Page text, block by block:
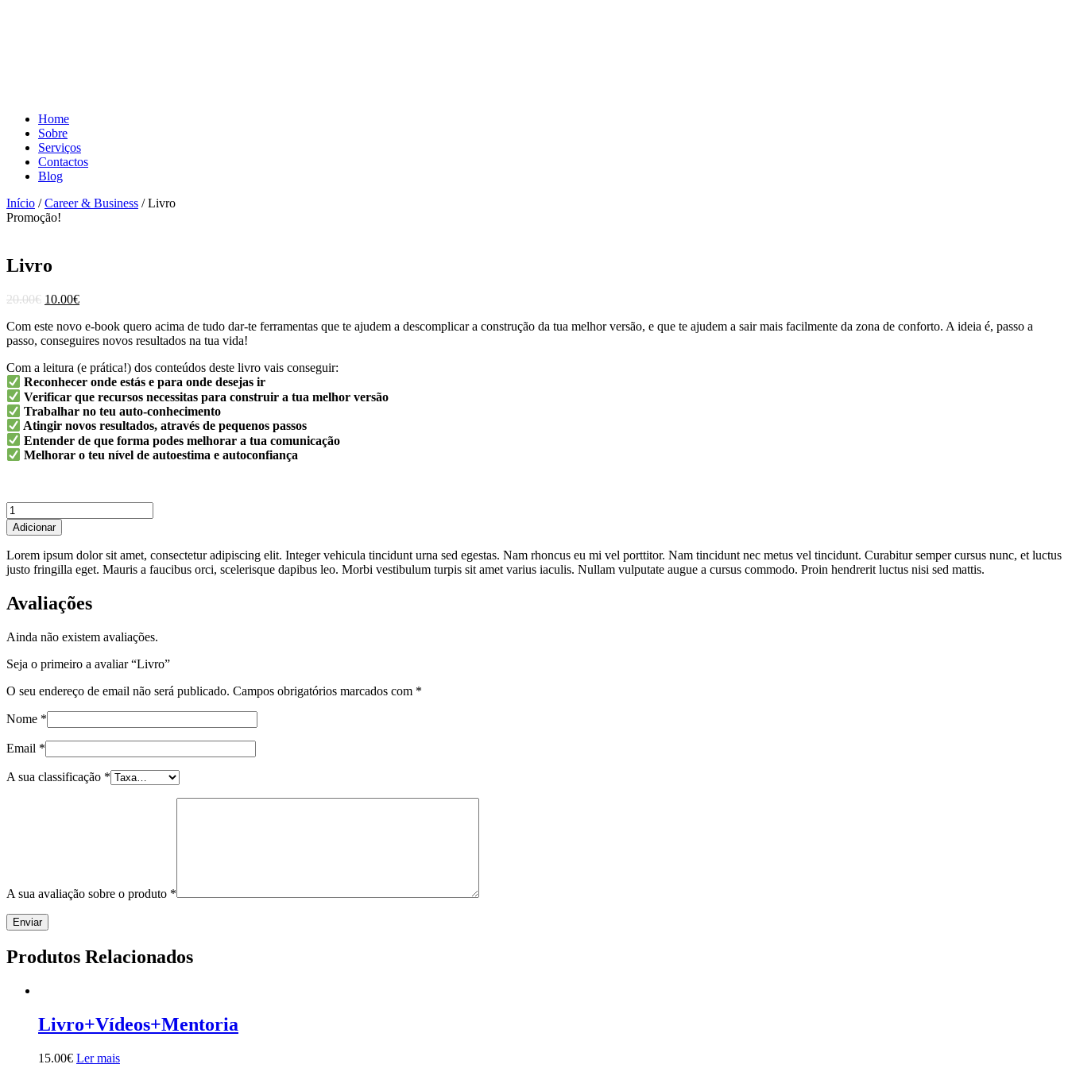
Home
Sobre
Serviços
Contactos
Blog
Início /Career & Business / Livro
Promoção!
Livro
20.00€ 10.00€
Com este novo e-book quero acima de tudo dar-te ferramentas que te ajudem a descomplicar a construção da tua melhor versão, e que te ajudem a sair mais facilmente da zona de conforto. A ideia é, passo a
passo, conseguires novos resultados na tua vida!
Com a leitura (e prática!) dos conteúdos deste livro vais conseguir:
Reconhecer onde estás e para onde desejas ir
Verificar que recursos necessitas para construir a tua melhor versão
Trabalhar no teu auto-conhecimento
Atingir novos resultados, através de pequenos passos
Entender de que forma podes melhorar a tua comunicação
Melhorar o teu nível de autoestima e autoconfiança
Quantidade
de
Livro
Adicionar
Lorem ipsum dolor sit amet, consectetur adipiscing elit. Integer vehicula tincidunt urna sed egestas. Nam rhoncus eu mi vel porttitor. Nam tincidunt nec metus vel tincidunt. Curabitur semper cursus nunc, et luctus
justo fringilla eget. Mauris a faucibus orci, scelerisque dapibus leo. Morbi vestibulum turpis sit amet varius iaculis. Nullam vulputate augue a cursus commodo. Proin hendrerit luctus nisi sed mattis.
Avaliações
Ainda não existem avaliações.
Seja o primeiro a avaliar “Livro”
O seu endereço de email não será publicado. Campos obrigatórios marcados com *
Nome *
Email *
A sua classificação *
A sua avaliação sobre o produto *
Produtos Relacionados
Livro+Vídeos+Mentoria
15.00€ Ler mais